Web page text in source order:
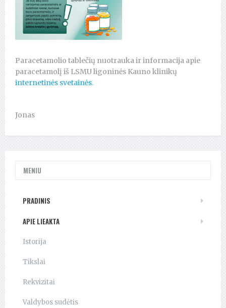
Paracetamolio tablečių nuotrauka ir informacija apie
paracetamolį iš LSMU ligoninės Kauno klinikų
internetinės svetainės.
Jonas
MENIU
PRADINIS
APIE LIEAKTA
Istorija
Tikslai
Rekvizitai
Valdybos sudėtis